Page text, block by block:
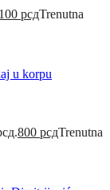
100 рсдTrenutna
u korpu
800 рсдTrenutna